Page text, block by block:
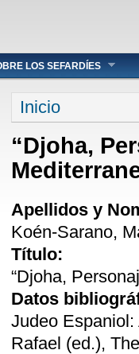
LOS SEFARDÍES
Se encuentra
Inicio
“Djoha,
Apellidos y
Koén-Sarano,
Título:
“Djoha,
Datos
Judeo
Rafael (ed.),